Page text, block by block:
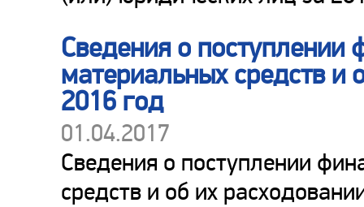
Сведения о поступлении
материальных средств и
2016 год
01.04.2017
Сведения о поступлении
средств и об их